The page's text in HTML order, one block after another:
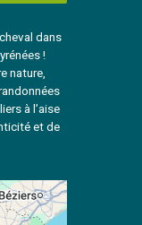
dans
!
nature,
à l’aise
et de